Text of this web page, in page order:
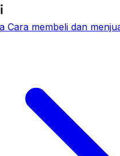
Cara membeli dan